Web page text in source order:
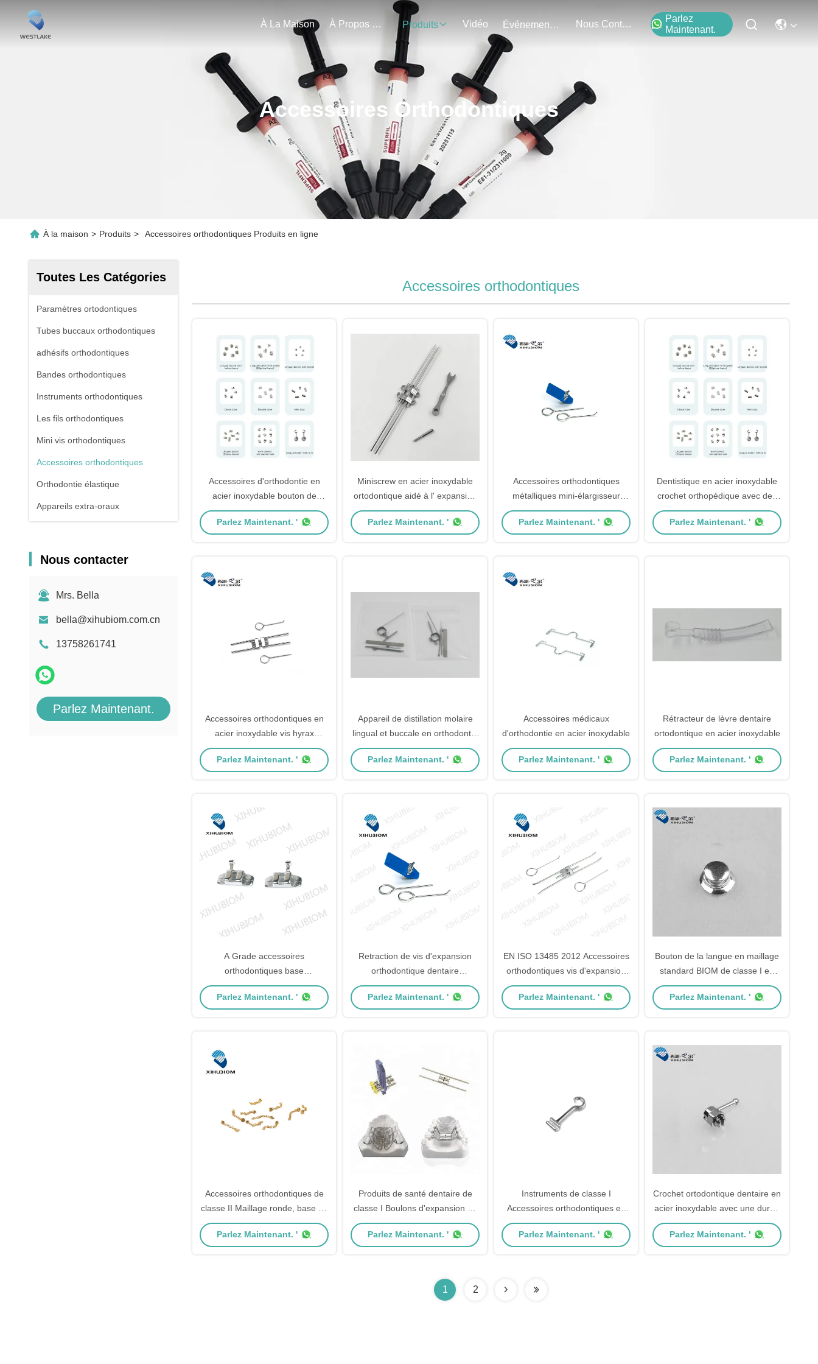
À La Maison À Propos De Nous Produits Vidéo Événements Nous Contacter
Parlez
Maintenant.
Accessoires Orthodontiques
À la maison > Produits > Accessoires orthodontiques Produits en ligne
Toutes Les Catégories
Paramètres ortodontiques
Tubes buccaux orthodontiques
adhésifs orthodontiques
Bandes orthodontiques
Instruments orthodontiques
Les fils orthodontiques
Mini vis orthodontiques
Accessoires orthodontiques
Orthodontie élastique
Appareils extra-oraux
Nous contacter
Mrs. Bella
bella@xihubiom.com.cn
13758261741
Parlez Maintenant.
Accessoires orthodontiques
Accessoires d'orthodontie en
acier inoxydable bouton de
langue crochet à déchirure de
classe II
Parlez Maintenant. '
Miniscrew en acier inoxydable
ortodontique aidé à l' expansion
rapide du palais
Parlez Maintenant. '
Accessoires orthodontiques
métalliques mini-élargisseur
orthodontique dentaire
Parlez Maintenant. '
Dentistique en acier inoxydable
crochet orthopédique avec des
bases variables
Parlez Maintenant. '
Accessoires orthodontiques en
acier inoxydable vis hyrax
dentaire pour le mouvement et
l'alignement des dents
Parlez Maintenant. '
Appareil de distillation molaire
lingual et buccale en orthodontie
en acier inoxydable
Parlez Maintenant. '
Accessoires médicaux
d'orthodontie en acier inoxydable
Parlez Maintenant. '
Rétracteur de lèvre dentaire
ortodontique en acier inoxydable
Parlez Maintenant. '
A Grade accessoires
orthodontiques base
rectangulaire enveloppe lingual
avec crochet
Parlez Maintenant. '
Retraction de vis d'expansion
orthodontique dentaire
universelle II pour le traitement
des dents
Parlez Maintenant. '
EN ISO 13485 2012 Accessoires
orthodontiques vis d'expansion
hyrax dentaire métallique
Parlez Maintenant. '
Bouton de la langue en maillage
standard BIOM de classe I en
orthodontie avec attache en
chaîne
Parlez Maintenant. '
Accessoires orthodontiques de
classe II Maillage ronde, base de
la langue, bouton avec chaîne
Parlez Maintenant. '
Produits de santé dentaire de
classe I Boulons d'expansion en
acier inoxydable en orthodontie
Parlez Maintenant. '
Instruments de classe I
Accessoires orthodontiques en
argent Implant à crochet
dépliable
Parlez Maintenant. '
Crochet ortodontique dentaire en
acier inoxydable avec une durée
de conservation de 3 ans
Parlez Maintenant. '
1 2